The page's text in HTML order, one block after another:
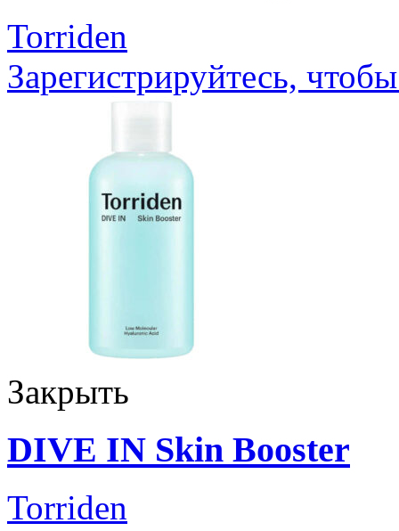
Torriden
Зарегистрируйтесь,
Закрыть
DIVE IN Skin Booster
Torriden